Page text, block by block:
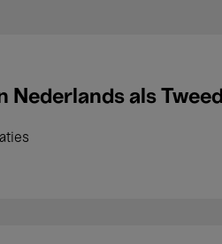
Nederlands als